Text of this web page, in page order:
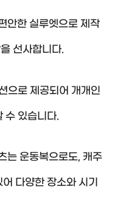
안한 실루엣으로 제작
선사합니다.
으로 제공되어 개개인
수 있습니다.
는 운동복으로도, 캐주
다양한 장소와 시기